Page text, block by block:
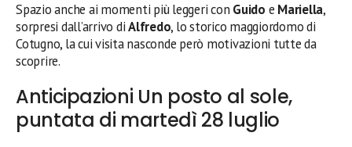
Spazio anche ai momenti più leggeri con Guido e Mariella,
sorpresi dall’arrivo diAlfredo, lo storico maggiordomo di
Cotugno, la cui visita nasconde però motivazioni tutte da
scoprire.
Anticipazioni Un posto al sole,
puntata di martedì 28 luglio